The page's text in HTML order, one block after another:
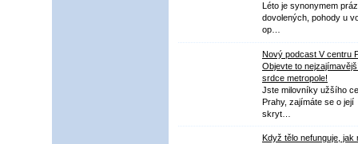
Léto je synonymem
dovolených, pohody u
op…
Nový podcast V centru
Objevte to
srdce metropole!
Jste milovníky užšího
Prahy, zajímáte se o její
skryt…
Když tělo nefunguje, jak